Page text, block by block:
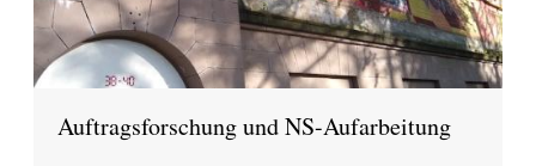
Auftragsforschung und NS-Aufarbeitung